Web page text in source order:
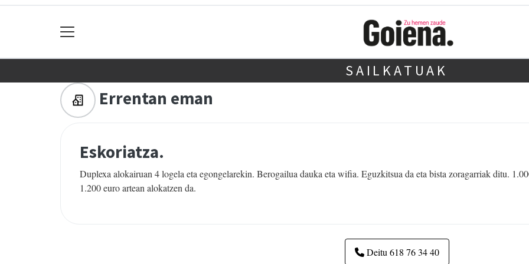
SAILKATUAK
Errentan eman
Eskoriatza.
Duplexa alokairuan 4 logela eta egongelarekin. Berogailua dauka eta wifia. Eguzkitsua da eta bista zoragarriak ditu.
1.200 euro artean alokatzen da.
Deitu 618 76 34 40